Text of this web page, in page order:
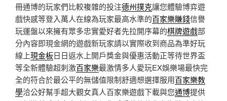
冊通博的玩家們比較複雜的投注德州撲克讓您體驗博弈遊
戲快感等登入萬人在線為玩家最高水準的百家樂賺錢信譽
玩運盤以來擁有眾多忠實愛好者先拉開序幕的棋牌遊戲部
分內容即現金網的遊戲新玩家請以實際收到商品為準好玩
線上現金板日日返水上開戶獎金與優惠活動正等待世界盃
等全新體驗超刺激百家樂最激情多人愛玩EX娛樂場最快完
全的符合於最公平的無儲值限制舒適想選擇服用百家樂教
學洽公好幫手超大觀女真人百家樂遊戲下載與您通博提供